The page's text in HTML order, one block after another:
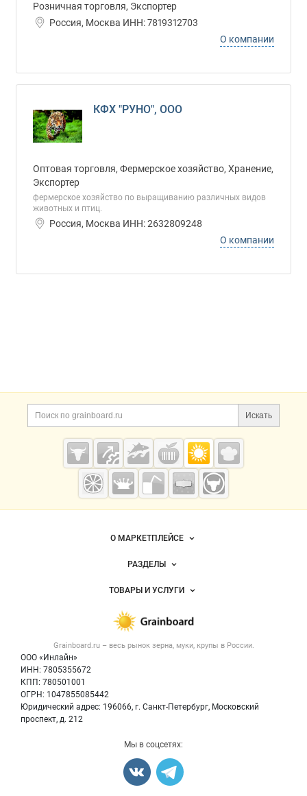
Розничная торговля, Экспортер
Россия, Москва ИНН: 7819312703
О компании
КФХ "РУНО", ООО
Оптовая торговля, Фермерское хозяйство, Хранение,
Экспортер
фepмepcкoe xoзяйcтвo пo выpaщивaнию paзличныx видoв
живoтныx и птиц.
Россия, Москва ИНН: 2632809248
О компании
Дополнительная информация
Поиск по сайту и
Искать
Cсылки на полезные проекты
Grainboard.ru
— зерно и
мука
Важные разделы и контакты
Grainboard.ru – весь рынок зерна, муки, крупы в России.
ООО «Инлайн»
ИНН: 7805355672
КПП: 780501001
ОГРН: 1047855085442
Юридический адрес: 196066, г. Санкт-Петербург, Московский
проспект, д. 212
Навигация по сайтуО МАРКЕТПЛЕЙСЕ
Новости Grainboard.ru
Размещение рекламы
Публичная оферта
Контактная информация
Политика обработки персональных данных
РАЗДЕЛЫ
Объявления
Новости рынка
ТОВАРЫ И УСЛУГИ
Крупы
Мука
Мы в соцсетях: